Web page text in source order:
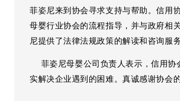
菲姿尼来到协会寻求支持与帮助。信用
母婴行业协会的流程指导，并与政府相
尼提供了法律法规政策的解读和咨询服
菲姿尼母婴公司负责人表示，信用协
实解决企业遇到的困难。真诚感谢协会